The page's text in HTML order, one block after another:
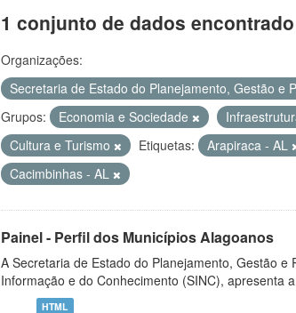
1 conjunto de dados encontrado
Organizações:
Secretaria de Estado do Planejamento, Gestão e
Grupos:
Economia e Sociedade
Cultura e Turismo
Etiquetas: Arapiraca - AL
Cacimbinhas - AL
Painel - Perfil dos Municípios Alagoanos
A Secretaria de Estado do Planejamento, Gestão
Informação e do Conhecimento (SINC), apresenta
HTML